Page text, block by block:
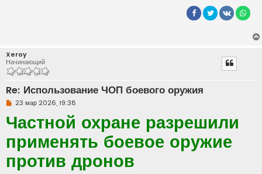
Xeroy
Начинающий
Re: Использование ЧОП боевого оружия
Н
п
р
ч
и
23 мар 2026, 19:38
Частной охране разрешили
применять боевое оружие
против дронов